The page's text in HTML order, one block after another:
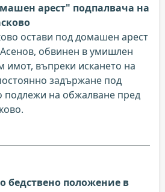
арест" подпалвача на
остави под домашен арест
обвинен в умишлен
имот, въпреки искането на
задържане под
подлежи на обжалване пред
бедствено положение в